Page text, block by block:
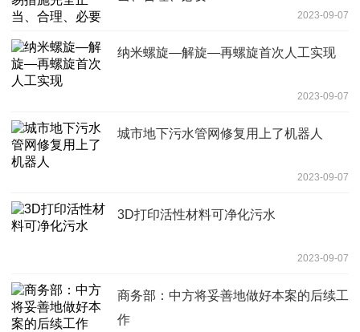
2023-09-07
纳米螺旋—解旋—再螺旋首次人工实现
2023-09-07
城市地下污水管网修复用上了机器人
2023-09-07
3D打印活性材料可净化污水
2023-09-07
商务部：中方将妥善地做好本案的后续工
作